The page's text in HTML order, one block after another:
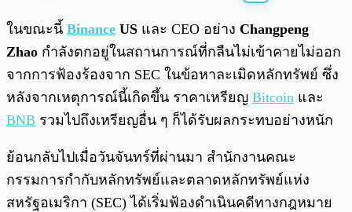
พร้อมเล่น
ในขณะนี้ Binance US และ CEO อย่าง Changpeng
Zhao กำลังตกอยู่ในสถานการณ์ที่กลืนไม่เข้าคายไม่ออก
จากการฟ้องร้องจาก SEC ในข้อหาละเมิดหลักทรัพย์ ซึ่ง
หลังจากเหตุการณ์นี้เกิดขึ้น ราคาเหรียญ Bitcoin และ
BNB รวมไปถึงเหรียญอื่น ๆ ก็ได้รับผลกระทบอย่างหนัก
ย้อนกลับไปเมื่อวันจันทร์ที่ผ่านมา สำนักงานคณะ
กรรมการกำกับหลักทรัพย์และตลาดหลักทรัพย์แห่ง
สหรัฐอเมริกา (SEC) ได้เริ่มฟ้องดำเนินคดีทางกฎหมาย